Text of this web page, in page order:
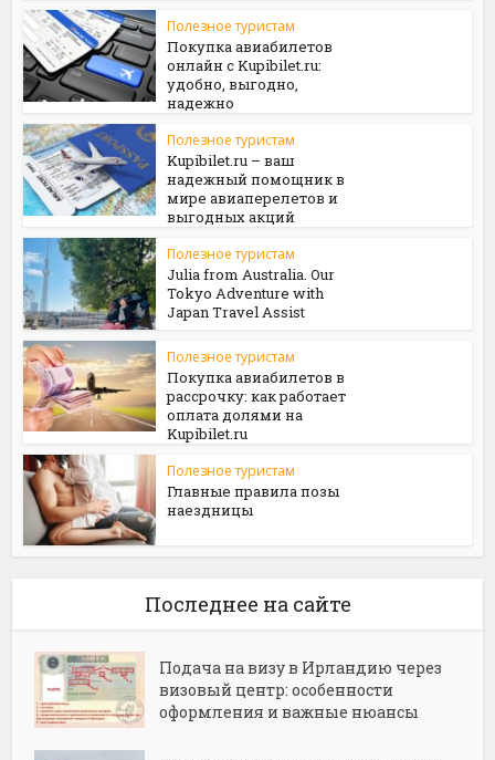
Полезное туристам
Покупка авиабилетов
онлайн с Kupibilet.ru:
удобно, выгодно,
надежно
Полезное туристам
Kupibilet.ru – ваш
надежный помощник в
мире авиаперелетов и
выгодных акций
Полезное туристам
Julia from Australia. Our
Tokyo Adventure with
Japan Travel Assist
Полезное туристам
Покупка авиабилетов в
рассрочку: как работает
оплата долями на
Kupibilet.ru
Полезное туристам
Главные правила позы
наездницы
Последнее на сайте
Подача на визу в Ирландию через
визовый центр: особенности
оформления и важные нюансы